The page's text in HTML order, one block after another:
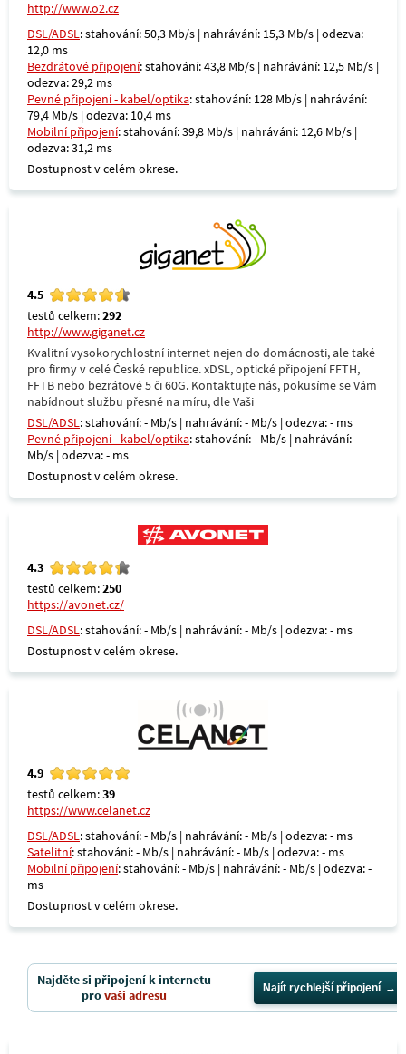
http://www.o2.cz
DSL/ADSL: stahování: 50,3 Mb/s | nahrávání: 15,3 Mb/s | odezva:
12,0 ms
Bezdrátové připojení: stahování: 43,8 Mb/s | nahrávání: 12,5 Mb/s |
odezva: 29,2 ms
Pevné připojení - kabel/optika: stahování: 128 Mb/s | nahrávání:
79,4 Mb/s | odezva: 10,4 ms
Mobilní připojení: stahování: 39,8 Mb/s | nahrávání: 12,6 Mb/s |
odezva: 31,2 ms
Dostupnost v celém okrese.
4.5
testů celkem:292
http://www.giganet.cz
Kvalitní vysokorychlostní internet nejen do domácnosti, ale také
pro firmy v celé České republice. xDSL, optické připojení FFTH,
FFTB nebo bezrátové 5 či 60G. Kontaktujte nás, pokusíme se Vám
nabídnout službu přesně na míru, dle Vaši
DSL/ADSL: stahování: - Mb/s | nahrávání: - Mb/s | odezva: - ms
Pevné připojení - kabel/optika: stahování: - Mb/s | nahrávání: -
Mb/s | odezva: - ms
Dostupnost v celém okrese.
4.3
testů celkem:250
https://avonet.cz/
DSL/ADSL: stahování: - Mb/s | nahrávání: - Mb/s | odezva: - ms
Dostupnost v celém okrese.
4.9
testů celkem:39
https://www.celanet.cz
DSL/ADSL: stahování: - Mb/s | nahrávání: - Mb/s | odezva: - ms
Satelitní: stahování: - Mb/s | nahrávání: - Mb/s | odezva: - ms
Mobilní připojení: stahování: - Mb/s | nahrávání: - Mb/s | odezva: -
ms
Dostupnost v celém okrese.
Najděte si připojení k internetu
provaši adresu Najít rychlejší připojení